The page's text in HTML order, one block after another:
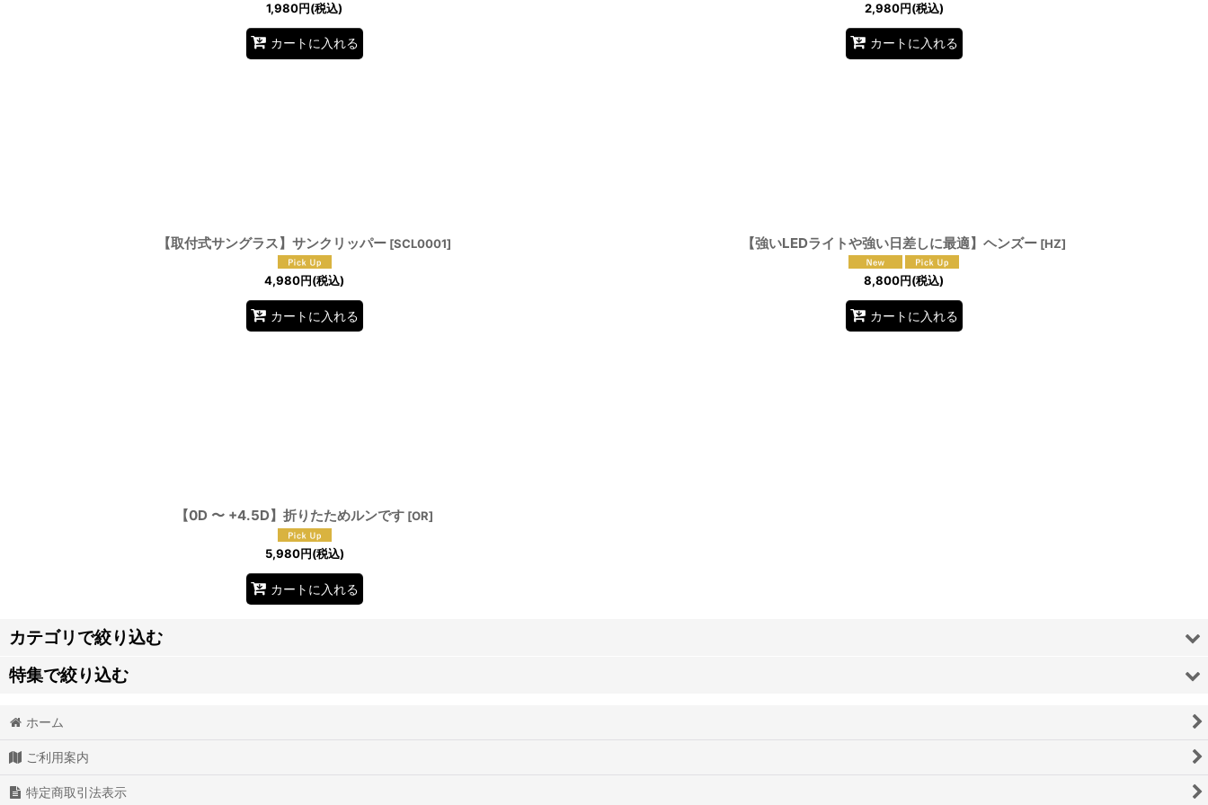
1,980円(税込)
カートに入れる
2,980円(税込)
カートに入れる
【取付式サングラス】サンクリッパー [SCL0001]
4,980円(税込)
カートに入れる
【強いLEDライトや強い日差しに最適】ヘンズー [HZ]
8,800円(税込)
カートに入れる
【0D 〜 +4.5D】折りたためルンです [OR]
5,980円(税込)
カートに入れる
カテゴリで絞り込む
度数調節メガネ
老眼鏡
サングラス
特集で絞り込む
乳歯ケース
老眼鏡
デンタルフロス
ホーム
ご利用案内
特定商取引法表示